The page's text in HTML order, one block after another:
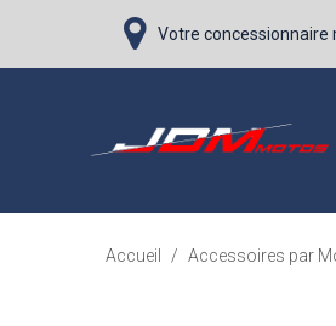
Votre concessionnaire
Accueil / Accessoires par